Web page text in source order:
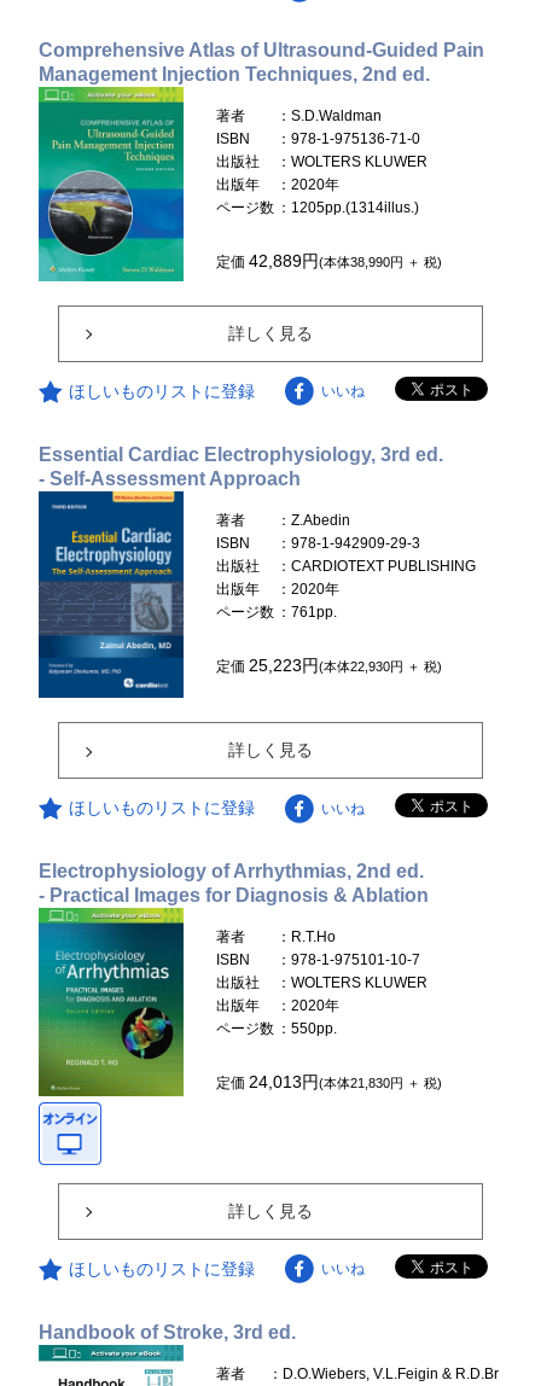
Comprehensive Atlas of Ultrasound-Guided Pain
Management Injection Techniques, 2nd ed.
著者
：S.D.Waldman
ISBN
：978-1-975136-71-0
出版社
：WOLTERS KLUWER
出版年
：2020年
ページ数 ：1205pp.(1314illus.)
定価42,889円(本体38,990円 ＋ 税)
詳しく見る
ほしいものリストに登録 いいね
Essential Cardiac Electrophysiology, 3rd ed.
- Self-Assessment Approach
著者
：Z.Abedin
ISBN
：978-1-942909-29-3
出版社
：CARDIOTEXT PUBLISHING
出版年
：2020年
ページ数 ：761pp.
定価 25,223円(本体22,930円 ＋ 税)
詳しく見る
ほしいものリストに登録 いいね
Electrophysiology of Arrhythmias, 2nd ed.
- Practical Images for Diagnosis & Ablation
著者
：R.T.Ho
ISBN
：978-1-975101-10-7
出版社
：WOLTERS KLUWER
出版年
：2020年
ページ数 ：550pp.
定価24,013円(本体21,830円 ＋ 税)
詳しく見る
ほしいものリストに登録 いいね
Handbook of Stroke, 3rd ed.
著者
：D.O.Wiebers, V.L.Feigin & R.D.Br